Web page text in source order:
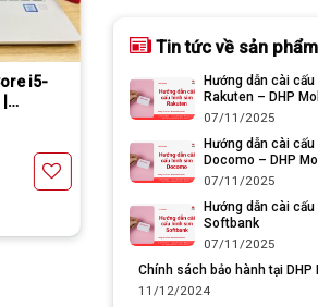
i5-
Yêu thích
Tin tức về sản phẩm
Hướng dẫn cài
Rakuten – DHP
07/11/2025
Hướng dẫn cài
Docomo – DHP
07/11/2025
Hướng dẫn cài
Softbank
07/11/2025
Chính sách bảo hành tại DHP
11/12/2024